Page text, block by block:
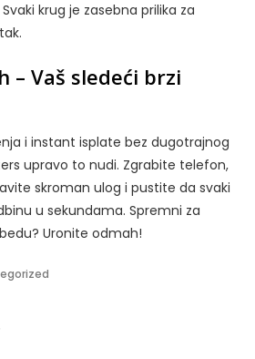
krug je zasebna prilika za
– Vaš sledeći brzi
i instant isplate bez dugotrajnog
upravo to nudi. Zgrabite telefon,
skroman ulog i pustite da svaki
u sekundama. Spremni za
Uronite odmah!